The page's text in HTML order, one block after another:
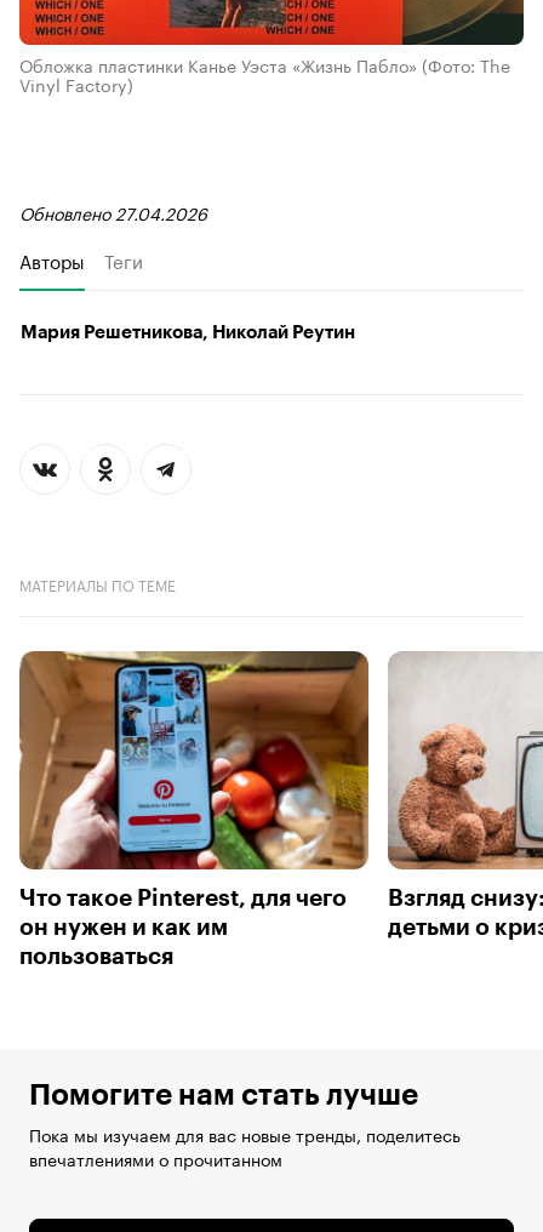
Обложка пластинки Канье Уэста «Жизнь Пабло» (Фото: The
Vinyl Factory)
Обновлено 27.04.2026
Авторы Теги
Мария Решетникова, Николай Реутин
МАТЕРИАЛЫ ПО ТЕМЕ
Что такое Pinterest, для чего
он нужен и как им
пользоваться
Взгляд
детьми о
Помогите нам стать лучше
Пока мы изучаем для вас новые тренды, поделитесь
впечатлениями о прочитанном